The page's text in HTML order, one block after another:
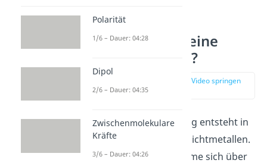
Wie entsteht eine
Atombindung?
zur Stelle im Video springen
(00:36)
Die kovalente Bindung entsteht in
der Regel zwischen Nichtmetallen.
Dabei versuchen Atome sich über
Polarität
1/6 – Dauer: 04:28
Dipol
2/6 – Dauer: 04:35
Zwischenmolekulare
Kräfte
3/6 – Dauer: 04:26